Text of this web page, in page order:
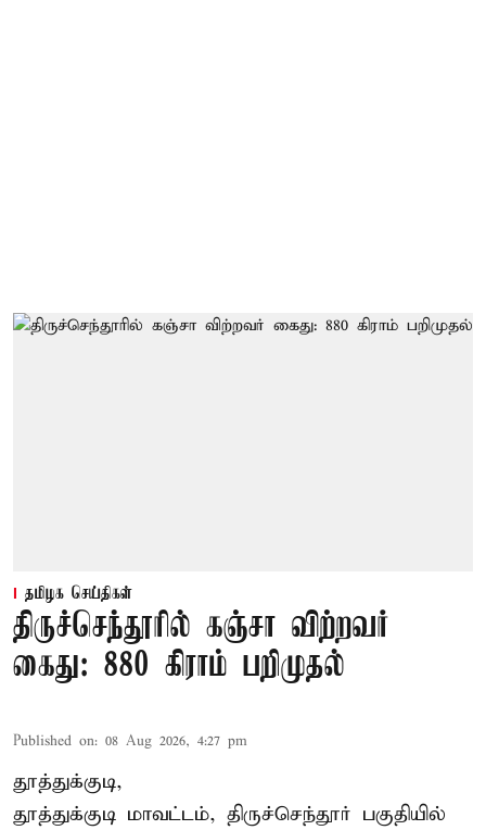
தமிழக செய்திகள்
திருச்செந்தூரில் கஞ்சா விற்றவர்
கைது: 880 கிராம் பறிமுதல்
Published on: 08 Aug 2026, 4:27 pm
தூத்துக்குடி,
தூத்துக்குடி மாவட்டம், திருச்செந்தூர் பகுதியில்